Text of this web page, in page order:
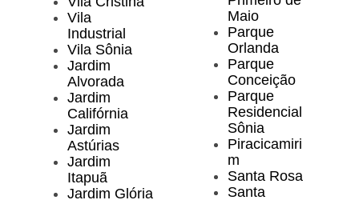
Vila
Industrial
Vila Sônia
Jardim
Alvorada
Jardim
Califórnia
Jardim
Astúrias
Jardim
Itapuã
Jardim Glória
Maio
Parque
Orlanda
Parque
Conceição
Parque
Residencial
Sônia
Piracicamiri
m
Santa Rosa
Santa